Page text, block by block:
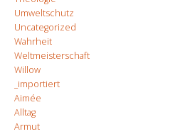
Umweltschutz
Uncategorized
Wahrheit
Weltmeisterschaft
Willow
_importiert
Aimée
Alltag
Armut